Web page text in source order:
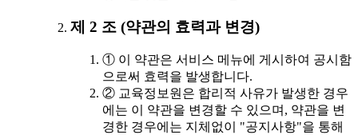
제 2 조 (약관의 효력과 변경)
① 이 약관은 서비스 메뉴에 게시하여 공시함
으로써 효력을 발생합니다.
② 교육정보원은 합리적 사유가 발생한 경우
에는 이 약관을 변경할 수 있으며, 약관을 변
경한 경우에는 지체없이 "공지사항"을 통해